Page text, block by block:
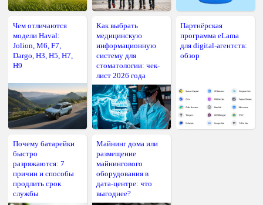
Чем отличаются
модели Haval:
Jolion, M6, F7,
Dargo, H3, H5, H7,
H9
Как выбрать
медицинскую
информационную
систему для
стоматологии: чек-
лист 2026 года
Партнёрская
программа eLama
для digital-агентств:
обзор
Почему батарейки
быстро
разряжаются: 7
причин и способы
продлить срок
службы
Майнинг дома или
размещение
майнингового
оборудования в
дата-центре: что
выгоднее?